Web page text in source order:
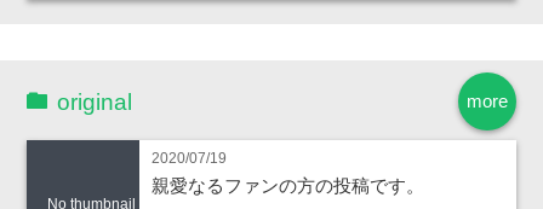
more
original
No thumbnail
2020/07/19
親愛なるファンの方の投稿です。